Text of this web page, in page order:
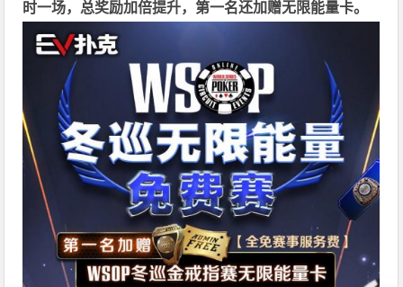
时一场，总奖励加倍提升，第一名还加赠无限能量卡。